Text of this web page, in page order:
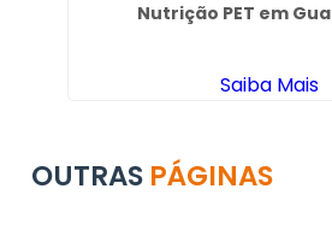
Nutrição PET em
Saiba Mais
OUTRAS PÁGINAS